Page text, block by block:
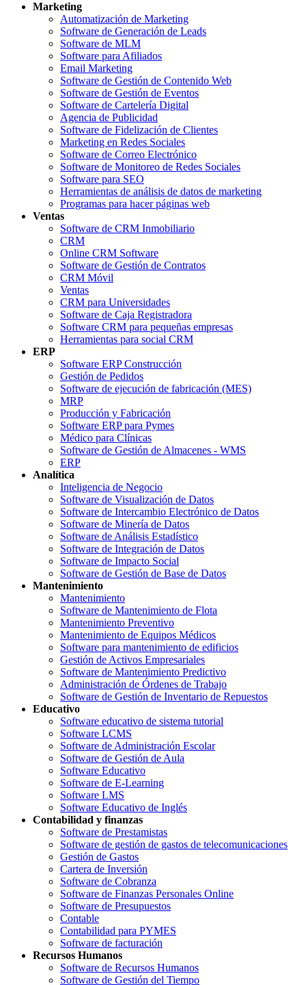
Marketing
Automatización de Marketing
Software de Generación de Leads
Software de MLM
Software para Afiliados
Email Marketing
Software de Gestión de Contenido Web
Software de Gestión de Eventos
Software de Cartelería Digital
Agencia de Publicidad
Software de Fidelización de Clientes
Marketing en Redes Sociales
Software de Correo Electrónico
Software de Monitoreo de Redes Sociales
Software para SEO
Herramientas de análisis de datos de marketing
Programas para hacer páginas web
Ventas
Software de CRM Inmobiliario
CRM
Online CRM Software
Software de Gestión de Contratos
CRM Móvil
Ventas
CRM para Universidades
Software de Caja Registradora
Software CRM para pequeñas empresas
Herramientas para social CRM
ERP
Software ERP Construcción
Gestión de Pedidos
Software de ejecución de fabricación (MES)
MRP
Producción y Fabricación
Software ERP para Pymes
Médico para Clínicas
Software de Gestión de Almacenes - WMS
ERP
Analítica
Inteligencia de Negocio
Software de Visualización de Datos
Software de Intercambio Electrónico de Datos
Software de Minería de Datos
Software de Análisis Estadístico
Software de Integración de Datos
Software de Impacto Social
Software de Gestión de Base de Datos
Mantenimiento
Mantenimiento
Software de Mantenimiento de Flota
Mantenimiento Preventivo
Mantenimiento de Equipos Médicos
Software para mantenimiento de edificios
Gestión de Activos Empresariales
Software de Mantenimiento Predictivo
Administración de Órdenes de Trabajo
Software de Gestión de Inventario de Repuestos
Educativo
Software educativo de sistema tutorial
Software LCMS
Software de Administración Escolar
Software de Gestión de Aula
Software Educativo
Software de E-Learning
Software LMS
Software Educativo de Inglés
Contabilidad y finanzas
Software de Prestamistas
Software de gestión de gastos de telecomunicaciones
Gestión de Gastos
Cartera de Inversión
Software de Cobranza
Software de Finanzas Personales Online
Software de Presupuestos
Contable
Contabilidad para PYMES
Software de facturación
Recursos Humanos
Software de Recursos Humanos
Software de Gestión del Tiempo